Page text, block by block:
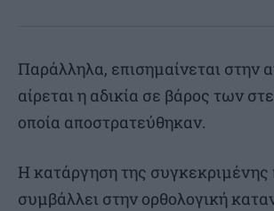
Παράλληλα, επισημαίνεται στην
αίρεται η αδικία σε βάρος των
οποία αποστρατεύθηκαν.
Η κατάργηση της συγκεκριμένης
συμβάλλει στην ορθολογική